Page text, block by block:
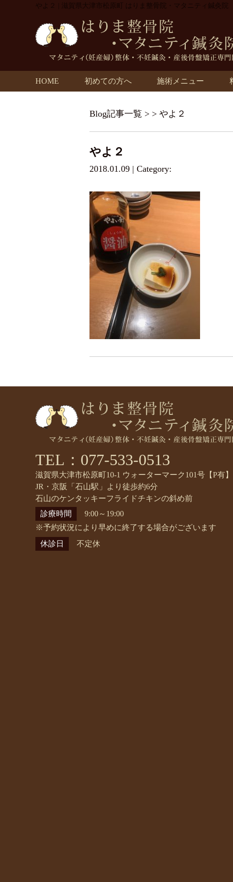
やよ２ | 滋賀県大津市松原町 はりま整骨院・マタニティ鍼灸院
HOME 初めての方へ 施術メニュー
Blog記事一覧 > > やよ２
やよ２
2018.01.09 | Category:
TEL：077-533-0513
滋賀県大津市松原町10-1 ウォーターマーク101号【P有】
JR・京阪「石山駅」より徒歩約6分
石山のケンタッキーフライドチキンの斜め前
診療時間
9:00～19:00
※予約状況により早めに終了する場合がございます
休診日
不定休